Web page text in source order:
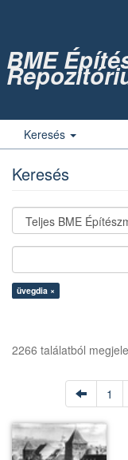
BME
Keresés
Keresés
üvegdia ×
2266 találatból
1